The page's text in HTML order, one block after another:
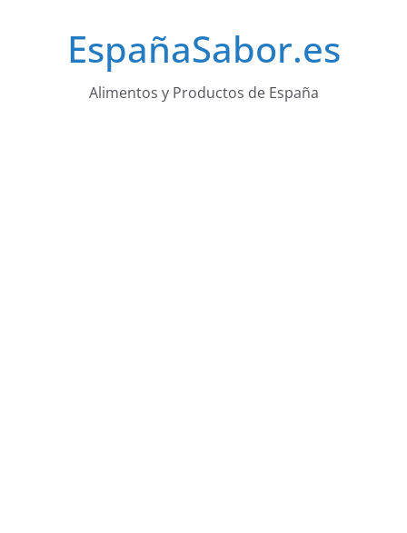
EspañaSabor.es
Alimentos y Productos de España